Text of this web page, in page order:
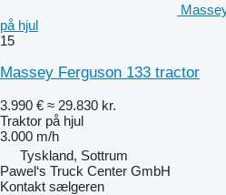
på hjul
15
Massey Ferguson 133 tractor
3.990 € ≈ 29.830 kr.
Traktor på hjul
3.000 m/h
Tyskland, Sottrum
Pawel‘s Truck Center GmbH
Kontakt sælgeren